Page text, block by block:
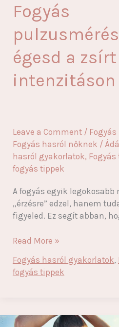
Fogyás
égesd a
intenzitáson
Leave a Comment /
Fogyás hasról nőknek /
hasról gyakorlatok,
fogyás tippek
A fogyás egyik
„érzésre” edzel, hanem
figyeled. Ez segít abban,
Fogyás
Így
égesd
a
Read More »
Fogyás hasról gyakorlatok,
fogyás tippek